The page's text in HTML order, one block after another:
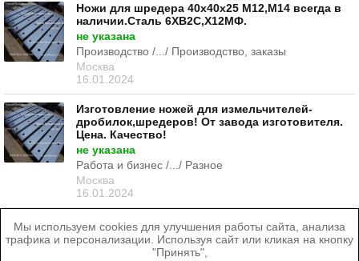
Ножи для шредера 40х40х25 М12,М14 всегда в
наличии.Сталь 6ХВ2С,Х12МФ.
не указана
Производство /.../ Производство, заказы
Москва
16.01.2024
Изготовление ножей для измельчителей-
дробилок,шредеров! От завода изготовителя.
Цена. Качество!
не указана
Работа и бизнес /.../ Разное
Москва
16.01.2024
Мы используем cookies для улучшения работы сайта, анализа
трафика и персонализации. Используя сайт или кликая на кнопку
"Принять",